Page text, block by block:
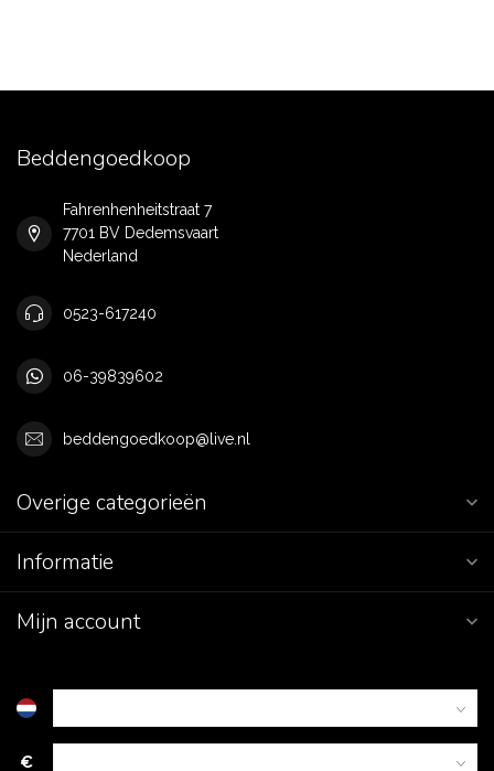
Beddengoedkoop
Fahrenhenheitstraat 7
7701 BV Dedemsvaart
Nederland
0523-617240
06-39839602
beddengoedkoop@live.nl
Overige categorieën
Informatie
Mijn account
€